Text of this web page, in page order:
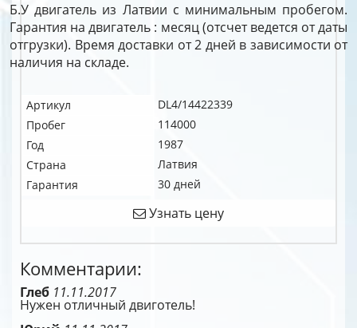
Б.У двигатель из Латвии с минимальным пробегом.
Гарантия на двигатель : месяц (отсчет ведется от даты
отгрузки). Время доставки от 2 дней в зависимости от
наличия на складе.
Артикул
DL4/14422339
Пробег
114000
Год
1987
Страна
Латвия
Гарантия
30 дней
Узнать цену
Комментарии:
Глеб 11.11.2017
Нужен отличный двиготель!